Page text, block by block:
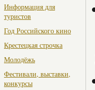
Информация для
туристов
Год Российского кино
Крестецкая строчка
Молодёжь
Фестивали, выставки,
конкурсы